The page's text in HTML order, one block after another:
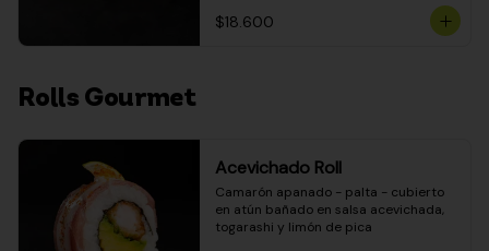
$18.600
Rolls Gourmet
Acevichado Roll
Camarón apanado - palta - cubierto
en atún bañado en salsa acevichada,
togarashi y limón de pica